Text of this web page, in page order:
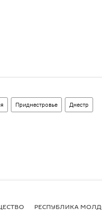
Приднестровье Днестр
РЕСПУБЛИКА